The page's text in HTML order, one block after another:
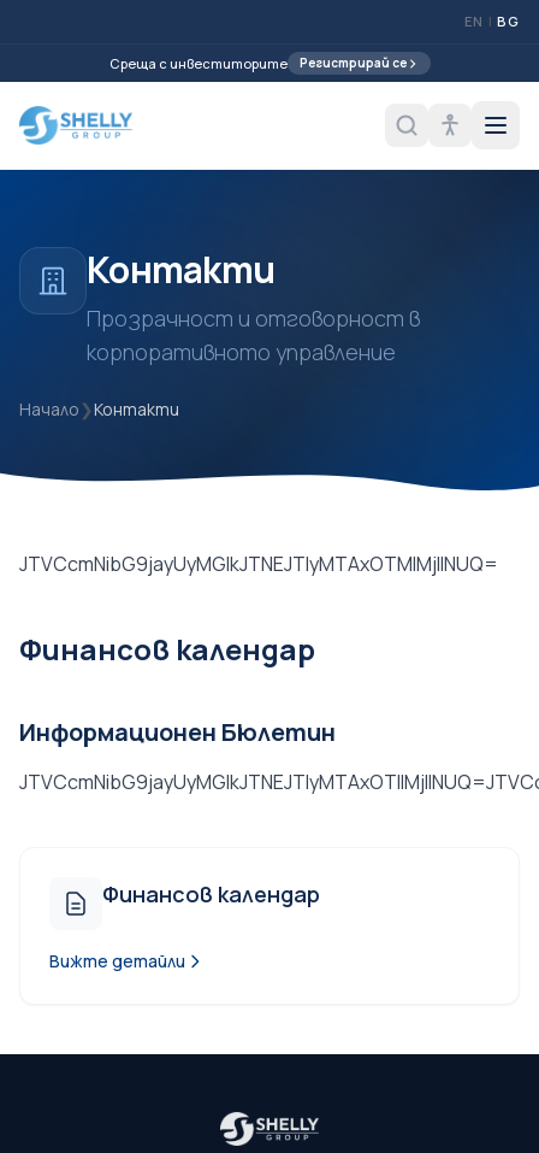
EN | BG
Среща с инвеститорите Регистрирай се
Контакти
Прозрачност и отговорност в
корпоративното управление
Начало ❯Контакти
JTVCcmNibG9jayUyMGlkJTNEJTIyMTAxOTMlMjIlNUQ=
Финансов календар
Информационен Бюлетин
Финансов календар
Вижте детайли